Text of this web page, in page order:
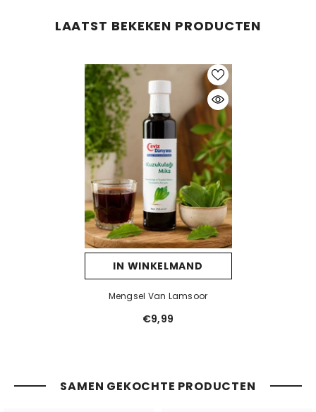
LAATST BEKEKEN PRODUCTEN
IN WINKELMAND
Mengsel Van Lamsoor
€9,99
SAMEN GEKOCHTE PRODUCTEN